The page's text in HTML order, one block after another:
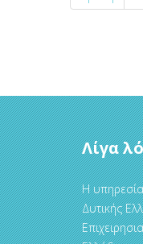
Λίγα
Η
Δυτικής